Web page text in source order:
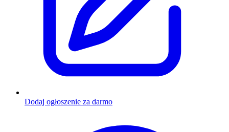
Dodaj ogłoszenie za darmo